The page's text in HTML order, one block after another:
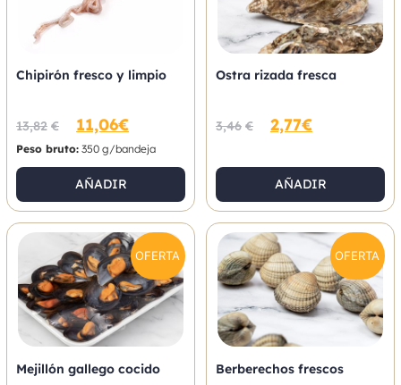
Chipirón fresco y limpio
13,82 € 11,06€
Peso bruto: 350 g/bandeja
AÑADIR
Ostra rizada fresca
3,46 € 2,77€
AÑADIR
OFERTA
Mejillón gallego cocido
OFERTA
Berberechos frescos